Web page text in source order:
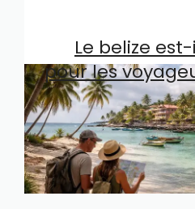
Le belize
pour les